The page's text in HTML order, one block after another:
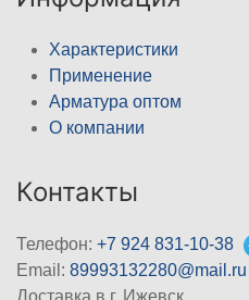
Характеристики
Применение
Арматура оптом
О компании
Контакты
Телефон: +7 924 831-10-38
Email: 89993132280@mail.ru